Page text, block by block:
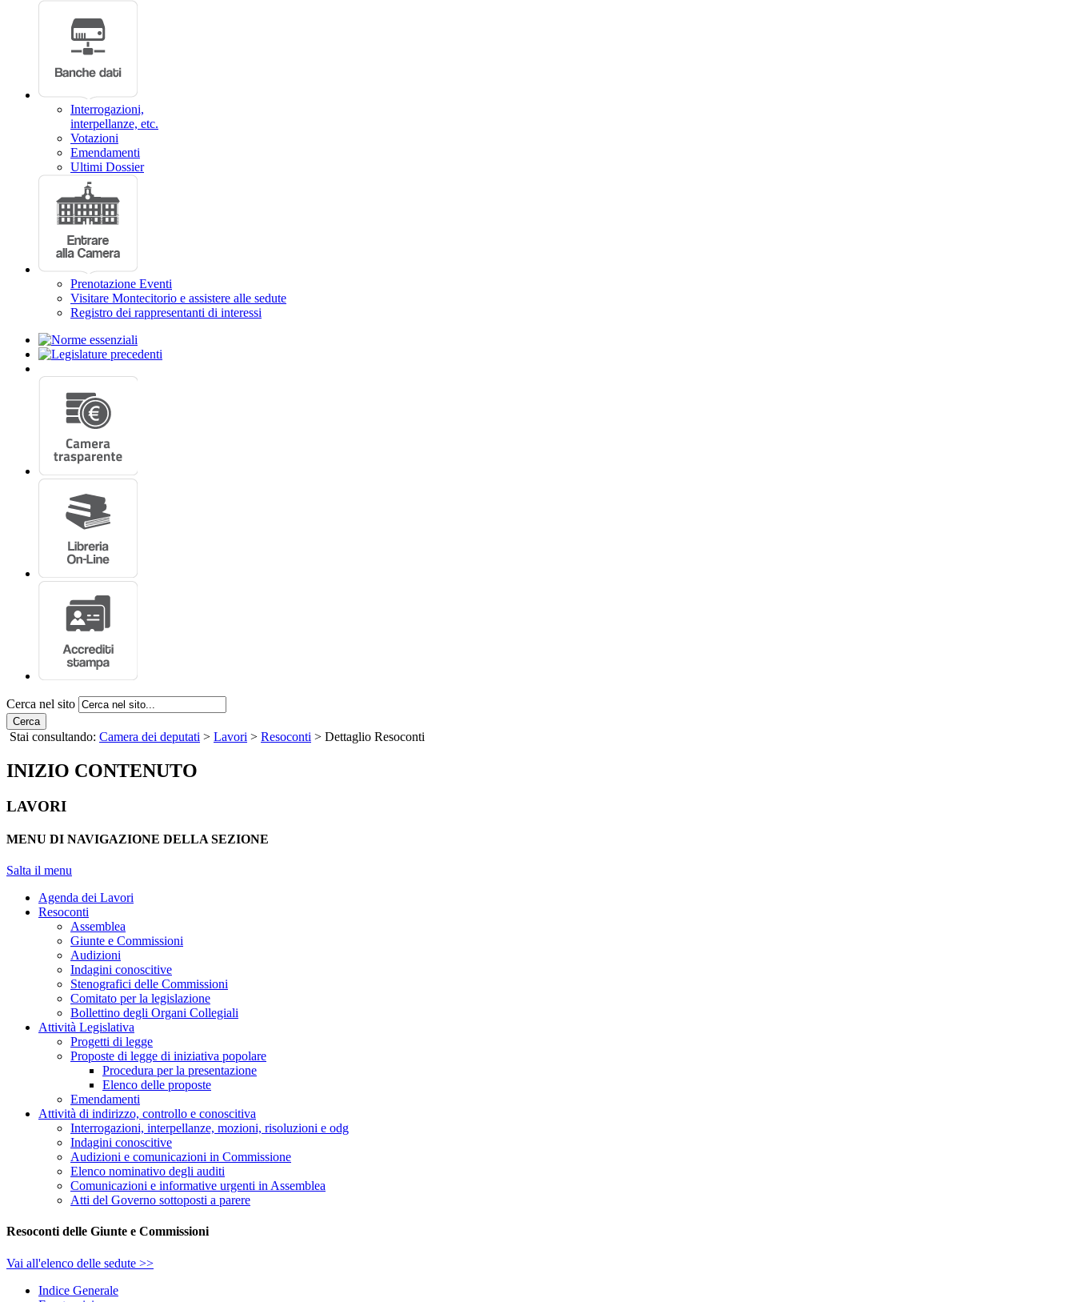
Interrogazioni,
interpellanze, etc.
Votazioni
Emendamenti
Ultimi Dossier
Prenotazione Eventi
Visitare Montecitorio e assistere alle sedute
Registro dei rappresentanti di interessi
Cerca nel sito
Cerca
Stai consultando: Camera dei deputati > Lavori > Resoconti > Dettaglio Resoconti
INIZIO CONTENUTO
LAVORI
MENU DI NAVIGAZIONE DELLA SEZIONE
Salta il menu
Agenda dei Lavori
Resoconti
Assemblea
Giunte e Commissioni
Audizioni
Indagini conoscitive
Stenografici delle Commissioni
Comitato per la legislazione
Bollettino degli Organi Collegiali
Attività Legislativa
Progetti di legge
Proposte di legge di iniziativa popolare
Procedura per la presentazione
Elenco delle proposte
Emendamenti
Attività di indirizzo, controllo e conoscitiva
Interrogazioni, interpellanze, mozioni, risoluzioni e odg
Indagini conoscitive
Audizioni e comunicazioni in Commissione
Elenco nominativo degli auditi
Comunicazioni e informative urgenti in Assemblea
Atti del Governo sottoposti a parere
Resoconti delle Giunte e Commissioni
Vai all'elenco delle sedute >>
Indice Generale